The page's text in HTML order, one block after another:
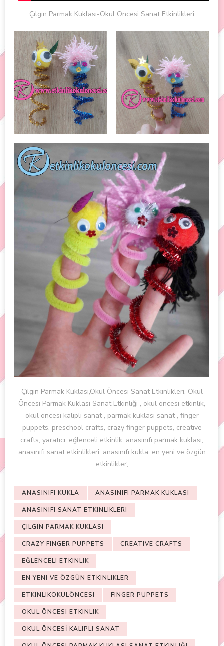
Çılgın Parmak Kuklası-Okul Öncesi Sanat Etkinlikleri
Çılgın Parmak Kuklası,Okul Öncesi Sanat Etkinlikleri, Okul
Öncesi Parmak Kuklası Sanat Etkinliği , okul öncesi etkinlik,
okul öncesi kalıplı sanat , parmak kuklası sanat , finger
puppets, preschool crafts, crazy finger puppets, creative
crafts, yaratıcı, eğlenceli etkinlik, anasınıfı parmak kuklası,
anasınıfı sanat etkinlikleri, anasınıfı kukla, en yeni ve özgün
etkinlikler,
ANASINIFI KUKLA ANASINIFI PARMAK KUKLASI
ANASINIFI SANAT ETKINLIKLERI
ÇILGIN PARMAK KUKLASI
CRAZY FINGER PUPPETS CREATIVE CRAFTS
EĞLENCELI ETKINLIK
EN YENI VE ÖZGÜN ETKINLIKLER
ETKINLIKOKULÖNCESI FINGER PUPPETS
OKUL ÖNCESI ETKINLIK
OKUL ÖNCESİ KALIPLI SANAT